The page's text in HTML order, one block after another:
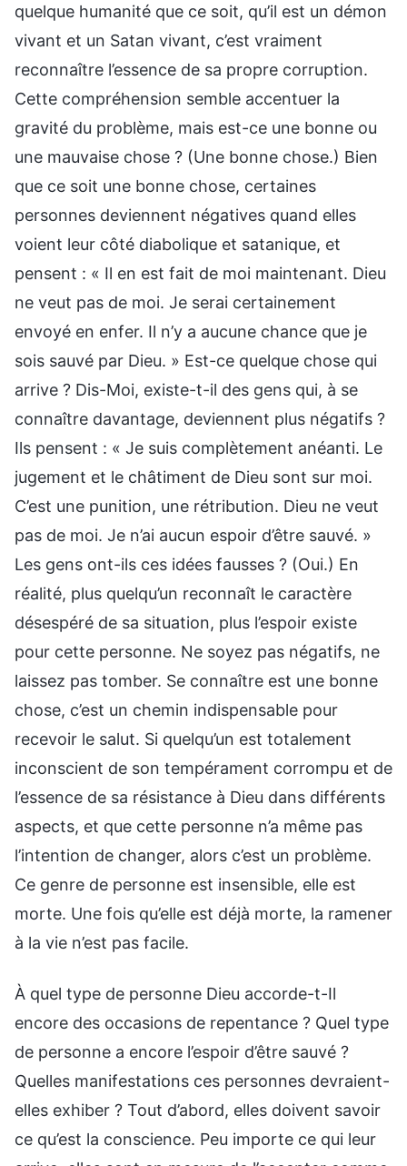
quelque humanité que ce soit, qu’il est un démon
vivant et un Satan vivant, c’est vraiment
reconnaître l’essence de sa propre corruption.
Cette compréhension semble accentuer la
gravité du problème, mais est-ce une bonne ou
une mauvaise chose ? (Une bonne chose.) Bien
que ce soit une bonne chose, certaines
personnes deviennent négatives quand elles
voient leur côté diabolique et satanique, et
pensent : « Il en est fait de moi maintenant. Dieu
ne veut pas de moi. Je serai certainement
envoyé en enfer. Il n’y a aucune chance que je
sois sauvé par Dieu. » Est-ce quelque chose qui
arrive ? Dis-Moi, existe-t-il des gens qui, à se
connaître davantage, deviennent plus négatifs ?
Ils pensent : « Je suis complètement anéanti. Le
jugement et le châtiment de Dieu sont sur moi.
C’est une punition, une rétribution. Dieu ne veut
pas de moi. Je n’ai aucun espoir d’être sauvé. »
Les gens ont-ils ces idées fausses ? (Oui.) En
réalité, plus quelqu’un reconnaît le caractère
désespéré de sa situation, plus l’espoir existe
pour cette personne. Ne soyez pas négatifs, ne
laissez pas tomber. Se connaître est une bonne
chose, c’est un chemin indispensable pour
recevoir le salut. Si quelqu’un est totalement
inconscient de son tempérament corrompu et de
l’essence de sa résistance à Dieu dans différents
aspects, et que cette personne n’a même pas
l’intention de changer, alors c’est un problème.
Ce genre de personne est insensible, elle est
morte. Une fois qu’elle est déjà morte, la ramener
à la vie n’est pas facile.
À quel type de personne Dieu accorde-t-Il
encore des occasions de repentance ? Quel type
de personne a encore l’espoir d’être sauvé ?
Quelles manifestations ces personnes devraient-
elles exhiber ? Tout d’abord, elles doivent savoir
ce qu’est la conscience. Peu importe ce qui leur